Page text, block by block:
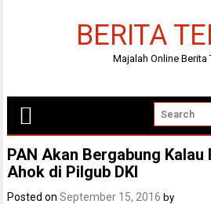
BERITA
Majalah Online Berita
PAN Akan Bergabung Kalau
Ahok di Pilgub DKI
Posted onSeptember 15, 2016 by